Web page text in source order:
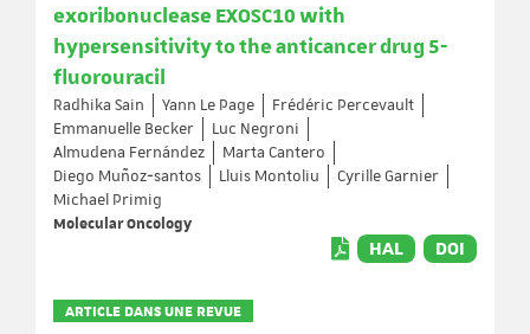
exoribonuclease EXOSC10 with
hypersensitivity to the anticancer drug 5-
fluorouracil
Radhika Sain Yann Le Page
Frédéric Percevault
Emmanuelle Becker
Luc Negroni
Almudena Fernández
Marta Cantero
Diego Muñoz‐santos
Lluis Montoliu
Cyrille Garnier
Michael Primig
Molecular Oncology
HAL DOI
ARTICLE DANS UNE REVUE